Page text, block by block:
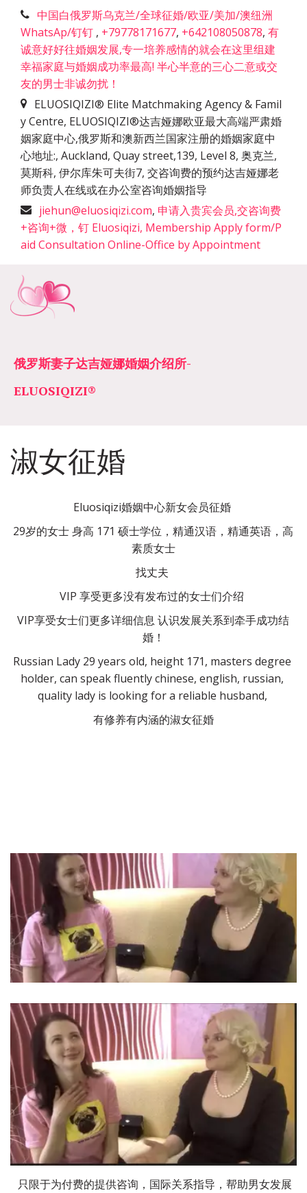
中国白俄罗斯乌克兰/全球征婚/欧亚/美加/澳纽洲
WhatsAp/钉钉 , +79778171677, +642108050878, 有
诚意好好往婚姻发展,专一培养感情的就会在这里组建
幸福家庭与婚姻成功率最高! 半心半意的三心二意或交
友的男士非诚勿扰！
ELUOSIQIZI® Elite Matchmaking Agency & Famil
y Centre, ELUOSIQIZI®达吉娅娜欧亚最大高端严肃婚
姻家庭中心,俄罗斯和澳新西兰国家注册的婚姻家庭中
心地址:, Auckland, Quay street,139, Level 8, 奥克兰,
莫斯科, 伊尔库朱可夫街7, 交咨询费的预约达吉娅娜老
师负责人在线或在办公室咨询婚姻指导
jiehun@eluosiqizi.com, 申请入贵宾会员,交咨询费
+咨询+微，钉 Eluosiqizi, Membership Apply form/P
aid Consultation Online-Office by Appointment
俄罗斯妻子达吉娅娜婚姻介绍所­­
ELUOSIQIZI®
淑女征婚
Eluosiqizi婚姻中心新女会员征婚
29岁的女士 身高 171 硕士学位，精通汉语，精通英语，高
素质女士
找丈夫
VIP 享受更多没有发布过的女士们介绍
VIP享受女士们更多详细信息 认识发展关系到牵手成功结
婚！
Russian Lady 29 years old, height 171, masters degree
holder, can speak fluently chinese, english, russian,
quality lady is looking for a reliable husband,
有修养有内涵的淑女征婚